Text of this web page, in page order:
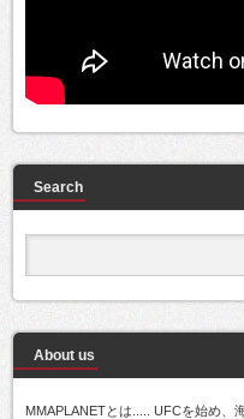
Search
About us
MMAPLANETとは..... UFCを始め、